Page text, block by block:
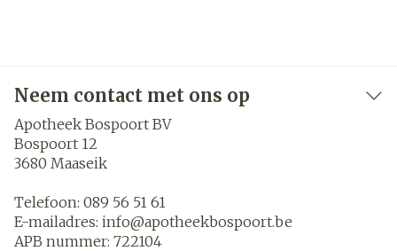
Neem contact met ons op
Apotheek Bospoort BV
Bospoort 12
3680 Maaseik
Telefoon: 089 56 51 61
E-mailadres: info@apotheekbospoort.be
APB nummer: 722104